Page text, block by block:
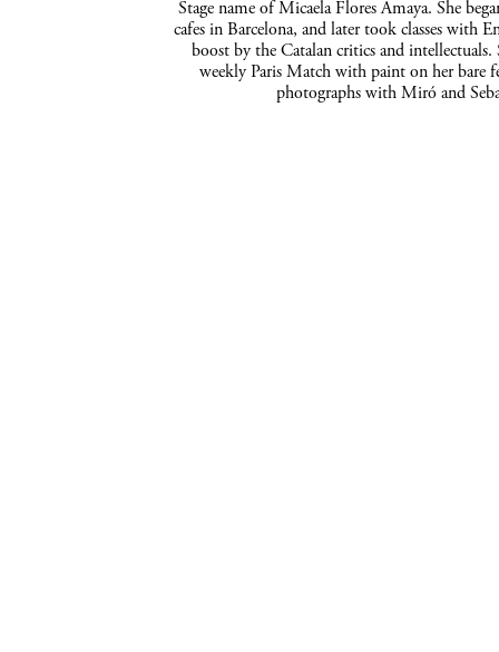
Stage name of Micaela Flores Amaya. She
cafes in Barcelona, and later took classes with
boost by the Catalan critics and
weekly Paris Match with paint on her bare
photographs with Miró and